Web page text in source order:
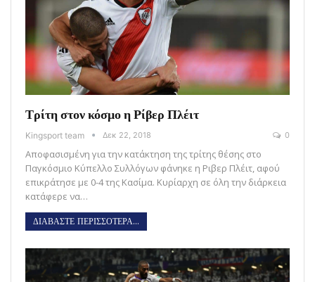
Τρίτη στον κόσμο η Ρίβερ Πλέιτ
Kingsport team Δεκ 22, 2018 0
Αποφασισμένη για την κατάκτηση της τρίτης θέσης στο
Παγκόσμιο Κύπελλο Συλλόγων φάνηκε η Ριβερ Πλέιτ, αφού
επικράτησε με 0-4 της Κασίμα. Κυρίαρχη σε όλη την διάρκεια
κατάφερε να…
ΔΙΑΒΑΣΤΕ ΠΕΡΙΣΣΟΤΕΡΑ...